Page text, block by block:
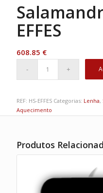
EFFES
608.85 €
REF: HS-EFFES Categorias: Lenha,
Aquecimento
Produtos